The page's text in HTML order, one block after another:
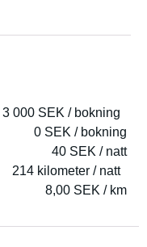
3 000 SEK / bokning
0 SEK / bokning
40 SEK / natt
214 kilometer / natt
8,00 SEK / km